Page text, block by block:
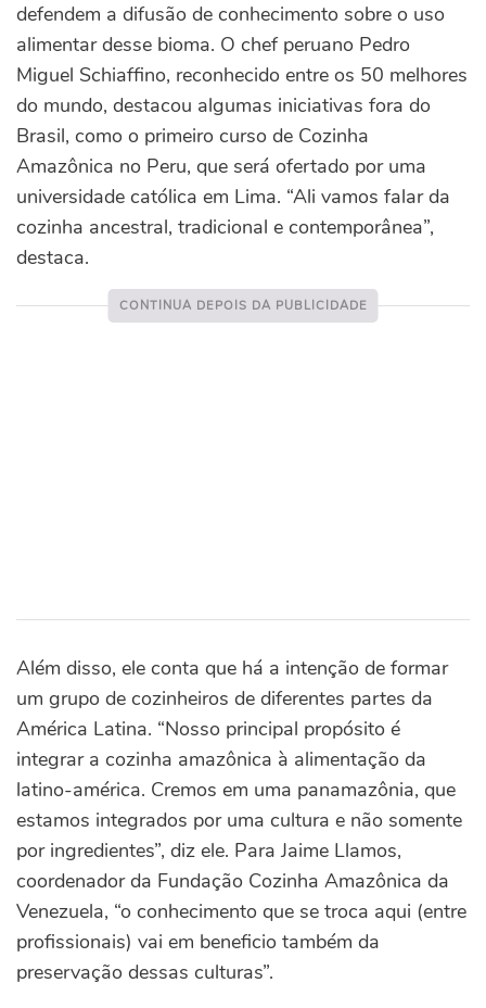
defendem a difusão de conhecimento sobre o uso
alimentar desse bioma. O chef peruano Pedro
Miguel Schiaffino, reconhecido entre os 50 melhores
do mundo, destacou algumas iniciativas fora do
Brasil, como o primeiro curso de Cozinha
Amazônica no Peru, que será ofertado por uma
universidade católica em Lima. “Ali vamos falar da
cozinha ancestral, tradicional e contemporânea”,
destaca.
Além disso, ele conta que há a intenção de formar
um grupo de cozinheiros de diferentes partes da
América Latina. “Nosso principal propósito é
integrar a cozinha amazônica à alimentação da
latino-américa. Cremos em uma panamazônia, que
estamos integrados por uma cultura e não somente
por ingredientes”, diz ele. Para Jaime Llamos,
coordenador da Fundação Cozinha Amazônica da
Venezuela, “o conhecimento que se troca aqui (entre
profissionais) vai em beneficio também da
preservação dessas culturas”.